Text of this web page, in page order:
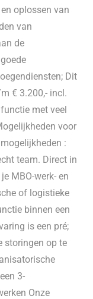
oplossen van
van
de
Dit
€ 3.200,- incl.
met veel
voor
:
team. Direct in
MBO-werk- en
of logistieke
binnen een
is een pré;
storingen op te
3-
Onze